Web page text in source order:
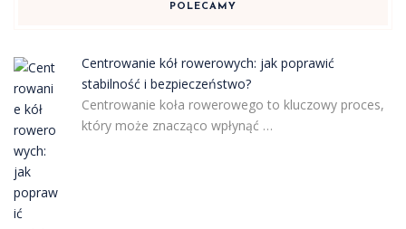
POLECAMY
Centrowanie kół rowerowych: jak poprawić
stabilność i bezpieczeństwo?
Centrowanie koła rowerowego to kluczowy proces,
który może znacząco wpłynąć …